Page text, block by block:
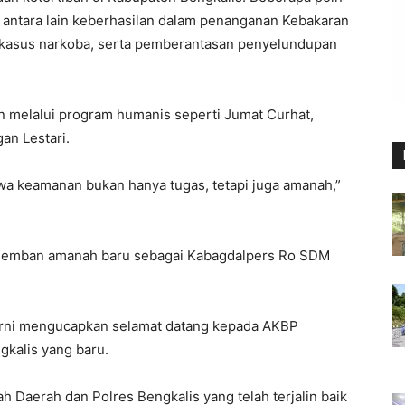
lain keberhasilan dalam penanganan Kebakaran
narkoba, serta pemberantasan penyelundupan
melalui program humanis seperti Jumat Curhat,
Lestari.
keamanan bukan hanya tugas, tetapi juga amanah,”
amanah baru sebagai Kabagdalpers Ro SDM
mengucapkan selamat datang kepada AKBP
yang baru.
Daerah dan Polres Bengkalis yang telah terjalin baik